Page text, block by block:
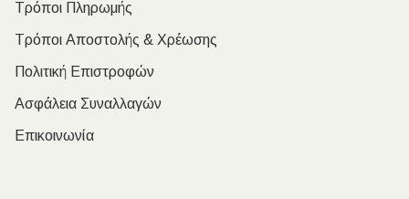
Τρόποι Πληρωμής
Τρόποι Αποστολής & Χρέωσης
Πολιτική Επιστροφών
Ασφάλεια Συναλλαγών
Επικοινωνία